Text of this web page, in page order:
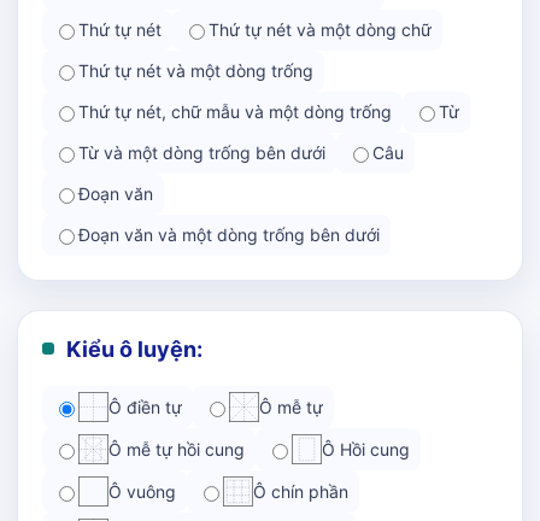
Thứ tự nét
Thứ tự nét và một dòng chữ
Thứ tự nét và một dòng trống
Thứ tự nét, chữ mẫu và một dòng trống
Từ
Từ và một dòng trống bên dưới
Câu
Đoạn văn
Đoạn văn và một dòng trống bên dưới
Kiểu ô luyện:
Ô điền tự Ô mễ tự
Ô mễ tự hồi cung Ô Hồi cung
Ô vuông Ô chín phần